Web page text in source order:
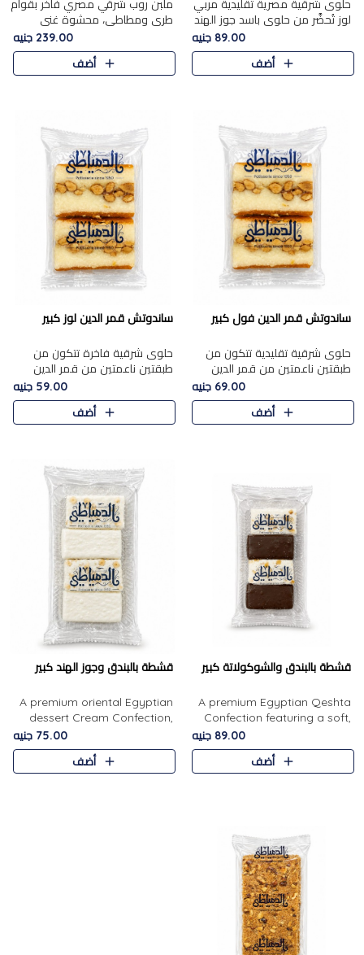
حلوى شرقية مصرية تقليدية مربي
لوز تُحضَّر من حلوى باسد جوز الهند
بقوام طري ومذاق غني، وتُزين
وتغطاه بقطع اللوز الفاخر التي
تضيف لمسة مميزة م..
89.00 جنيه
أضف
ملبن روب شرقي مصري فاخر بقوام
طري ومطاطي، محشوة غني
بسخاء بقطع عين الجمل واللوز
الفاخر التي تضيف قرمشة مميزة
ومرضية ونكهة ناتي غنية في كل
239.00 جنيه
أضف
ساندوتش قمر الدين فول كبير
حلوى شرقية تقليدية تتكون من
طبقتين ناعمتين من قمر الدين
الفاخر، تتوسطهما حشوة غنية من
الفول السوداني المحمص، لتجمع
بين حلاوة المشمش الطبيعية..
69.00 جنيه
أضف
ساندوتش قمر الدين لوز كبير
حلوى شرقية فاخرة تتكون من
طبقتين ناعمتين من قمر الدين
الفاخر، تتوسطهما حشوة غنية من
اللوز المحمص لتمنح مزيجًا متوازنًا
من النعومة والقرمشة. ..
59.00 جنيه
أضف
قشطة بالبندق والشوكولاتة كبير
A premium Egyptian Qeshta
Confection featuring a soft,
creamy texture paired with a
rich layer of premium
chocolate and the distinctive
89.00 جنيه
أضف
قشطة بالبندق وجوز الهند كبير
A premium oriental Egyptian
dessert Cream Confection,
featuring a soft, creamy
texture and the distinctive
flavor of roasted hazelnuts.
75.00 جنيه
أضف